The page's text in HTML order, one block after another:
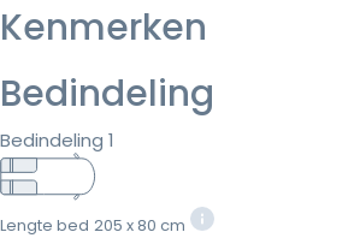
Kenmerken
Bedindeling
Bedindeling 1
Lengte bed 205 x 80 cm